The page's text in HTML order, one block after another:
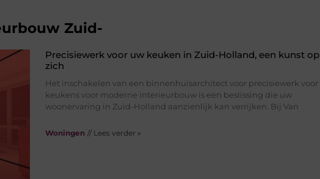
Zuid-
Precisiewerk voor uw keuken in Zuid-Holland, een kunst op
zich
Het inschakelen van een binnenhuisarchitect voor precisiewerk voor
keukens voor moderne interieurbouw is een beslissing die uw
woonervaring in Zuid-Holland aanzienlijk kan verrijken. Bij Van
Woningen // Lees verder »